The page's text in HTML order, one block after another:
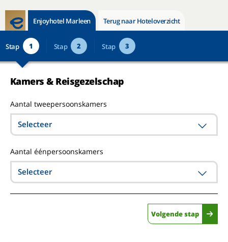
Enjoyhotel Marleen Terug naar Hoteloverzicht
Stap 1 Stap 2 Stap 3
Kamers & Reisgezelschap
Aantal tweepersoonskamers
Selecteer
Aantal éénpersoonskamers
Selecteer
Volgende stap